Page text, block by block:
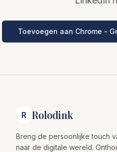
Toevoegen aan Chrome -
R Rolodink
Breng de persoonlijke touch
naar de digitale wereld.